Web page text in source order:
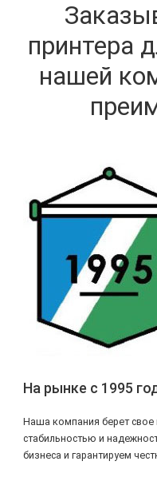
принтера
нашей
На рынке с 1995
Наша компания берет свое
стабильностью и
бизнеса и гарантируем